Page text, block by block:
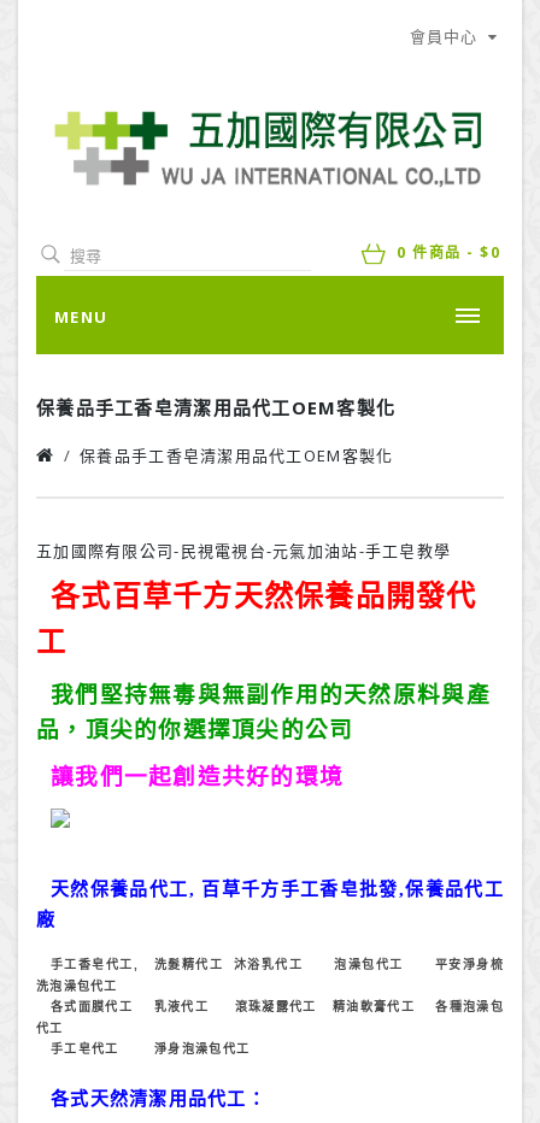
會員中心
0 件商品 - $0
MENU
保養品手工香皂清潔用品代工OEM客製化
五加國際有限公司-民視電視台-元氣加油站-手工皂教學
保養品手工香皂清潔用品代工OEM客製化
各式百草千方天然保養品開發代
工
我們堅持無毒與無副作用的天然原料與產
品，頂尖的你選擇頂尖的公司
讓我們一起創造共好的環境
天然保養品代工, 百草千方手工香皂批發,保養品代工
廠
手工香皂代工,洗髮精代工 沐浴乳代工泡澡包代工平安淨身梳
洗泡澡包代工
各式面膜代工
乳液代工 滾珠凝露代工 精油軟膏代工各種泡澡包
代工
手工皂代工
淨身泡澡包代工
各式天然清潔用品代工：